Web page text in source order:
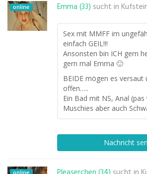
online Emma (33) sucht in
Sex mit MMFF im
einfach GEIL!!!
Ansonsten bin ICH gern
gern mal Emma 🙂
BEIDE mögen es versaut
offen…..
Ein Bad mit NS, Anal
Muschies aber auch
Nachricht
online